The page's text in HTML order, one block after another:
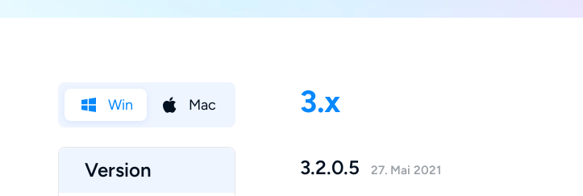
Win Mac
Version
3.x
3.2.0.5 27. Mai 2021